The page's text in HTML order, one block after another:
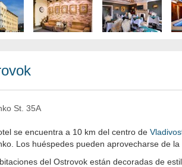
St. 35A
se encuentra a 10 km del centro de
Los huéspedes pueden aprovecharse de
del Ostrovok están decoradas de